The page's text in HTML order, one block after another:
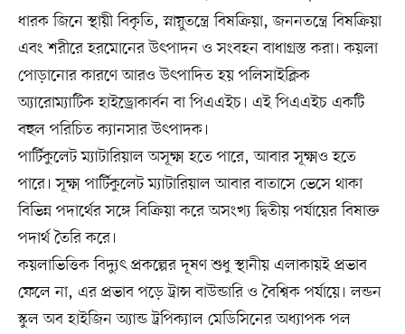
ধারক জিনে স্থায়ী বিকৃতি, স্নায়ুতন্ত্রে বিষক্রিয়া, জননতন্ত্রে বিষক্রিয়া
এবং শরীরে হরমোনের উৎপাদন ও সংবহন বাধাগ্রস্ত করা। কয়লা
পোড়ানোর কারণে আরও উৎপাদিত হয় পলিসাইক্লিক
অ্যারোম্যাটিক হাইড্রোকার্বন বা পিএএইচ। এই পিএএইচ একটি
বহুল পরিচিত ক্যানসার উৎপাদক।
পার্টিকুলেট ম্যাটারিয়াল অসূক্ষ্ম হতে পারে, আবার সূক্ষ্মও হতে
পারে। সূক্ষ্ম পার্টিকুলেট ম্যাটারিয়াল আবার বাতাসে ভেসে থাকা
বিভিন্ন পদার্থের সঙ্গে বিক্রিয়া করে অসংখ্য দ্বিতীয় পর্যায়ের বিষাক্ত
পদার্থ তৈরি করে।
কয়লাভিত্তিক বিদ্যুৎ প্রকল্পের দূষণ শুধু স্থানীয় এলাকায়ই প্রভাব
ফেলে না, এর প্রভাব পড়ে ট্রান্স বাউন্ডারি ও বৈশ্বিক পর্যায়ে। লন্ডন
স্কুল অব হাইজিন অ্যান্ড ট্রপিক্যাল মেডিসিনের অধ্যাপক পল